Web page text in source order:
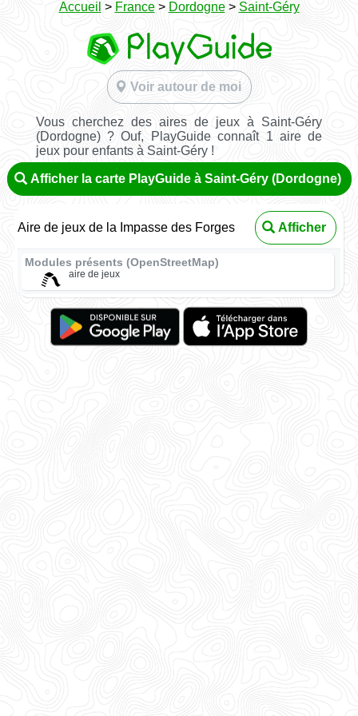
Accueil > France> Dordogne> Saint-Géry
Voir autour de moi
Vous cherchez des aires de jeux à Saint-Géry
(Dordogne) ? Ouf, PlayGuide connaît 1 aire de
jeux pour enfants à Saint-Géry !
Afficher la carte PlayGuide à Saint-Géry (Dordogne)
Aire de jeux de la Impasse des Forges Afficher
Modules présents (OpenStreetMap)
aire de jeux